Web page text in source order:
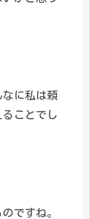
に私は頼
ことでし
ですね。